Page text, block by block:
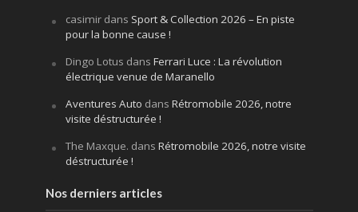
casimirdans Sport & Collection 2026 – En piste
pour la bonne cause !
Dingo Lotus dans Ferrari Luce : La révolution
électrique venue de Maranello
Aventures Auto dans Rétromobile 2026, notre
visite déstructurée !
The Maxque. dans Rétromobile 2026, notre visite
déstructurée !
Nos derniers articles